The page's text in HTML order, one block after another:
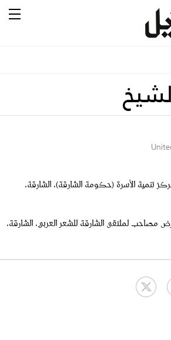
تنمية الأسرة (حكومة الشارقة)، الشارقة،
مصاحب لملتقى الشارقة للشعر العربي، الشارقة،